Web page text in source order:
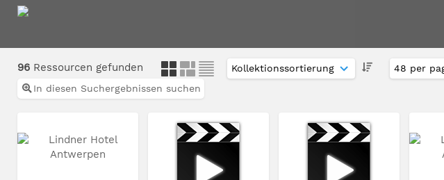
96 Ressourcen gefunden
In diesen Suchergebnissen suchen